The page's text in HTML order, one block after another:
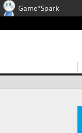
Game*Spark